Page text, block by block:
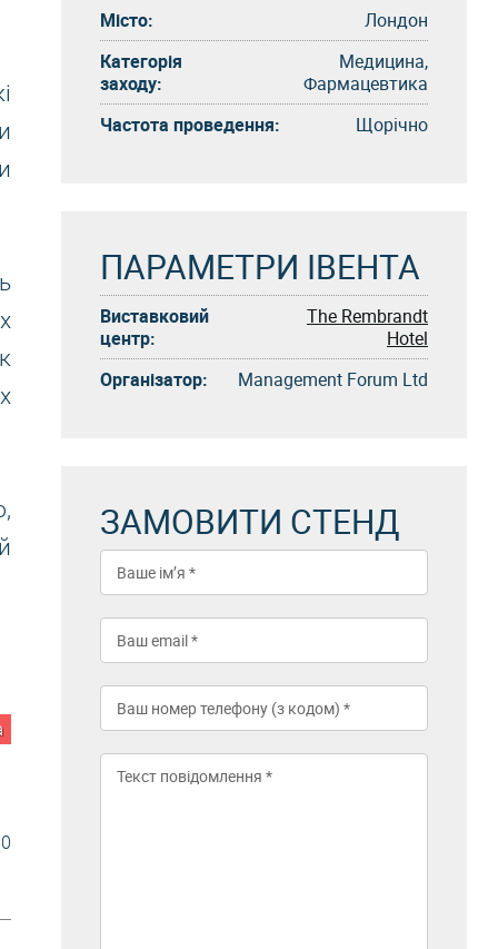
Місто:
Лондон
Категорія
заходу:
Медицина,
Фармацевтика
Частота проведення:
Щорічно
ПАРАМЕТРИ ІВЕНТА
Виставковий
центр:
The Rembrandt
Hotel
Організатор:
Management Forum Ltd
ЗАМОВИТИ СТЕНД